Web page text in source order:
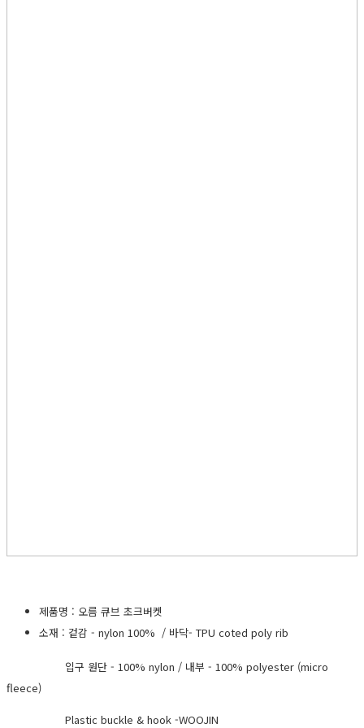
제품명 : 오름 큐브 초크버켓
소재 : 겉감 - nylon 100% / 바닥- TPU coted poly rib
입구 원단 - 100% nylon / 내부 - 100% polyester (micro
fleece)
Plastic buckle & hook -WOOJIN